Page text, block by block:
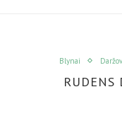
Blynai
RUDENS